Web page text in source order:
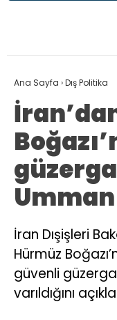
Ana Sayfa ›Dış Politika
İran Dışişleri
Hürmüz
güvenli
varıldığını